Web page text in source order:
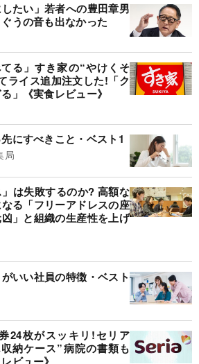
たい」若者への豊田章男
うの音も出なかった
る」すき家の“やけくそ
ライス追加注文した!「ク
」《実食レビュー》
にすべきこと・ベスト1
局
は失敗するのか? 高額な
る「フリーアドレスの座
」と組織の生産性を上げ
いい社員の特徴・ベスト
24枚がスッキリ!セリア
納ケース”病院の書類も